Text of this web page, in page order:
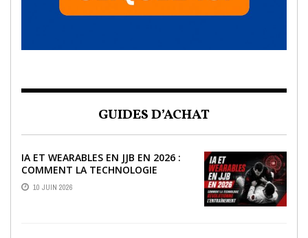
GUIDES D’ACHAT
IA ET WEARABLES EN JJB EN 2026 :
COMMENT LA TECHNOLOGIE
RÉVOLUTIONNE L’ENTRAÎNEMENT
10 JUIN 2026